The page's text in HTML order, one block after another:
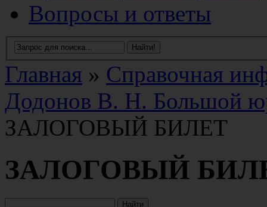
Вопросы и ответы
Главная » Справочная
Додонов В. Н. Большой
ЗАЛОГОВЫЙ БИЛЕТ
ЗАЛОГОВЫЙ